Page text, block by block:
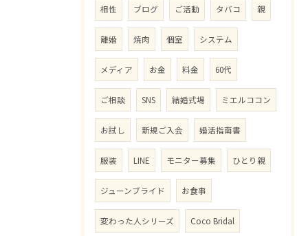
相性 ブログ ご活動 タバコ 親
離婚 焼肉 個室 システム
メディア お金 料金 60代
ご相談 SNS 結婚式場 ミエルココン
お試し 新規ご入会 婚活指南書
服装 LINE モニター募集 ひとり親
ジューンブライド お食事
変わった人シリーズ Coco Bridal